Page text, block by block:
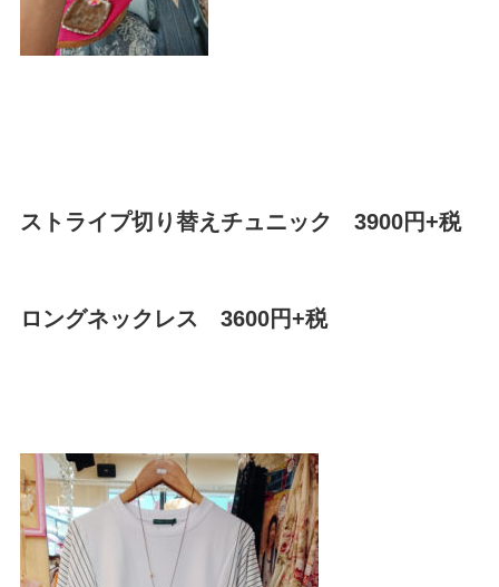
ストライプ切り替えチュニック 3900円+税
ロングネックレス 3600円+税